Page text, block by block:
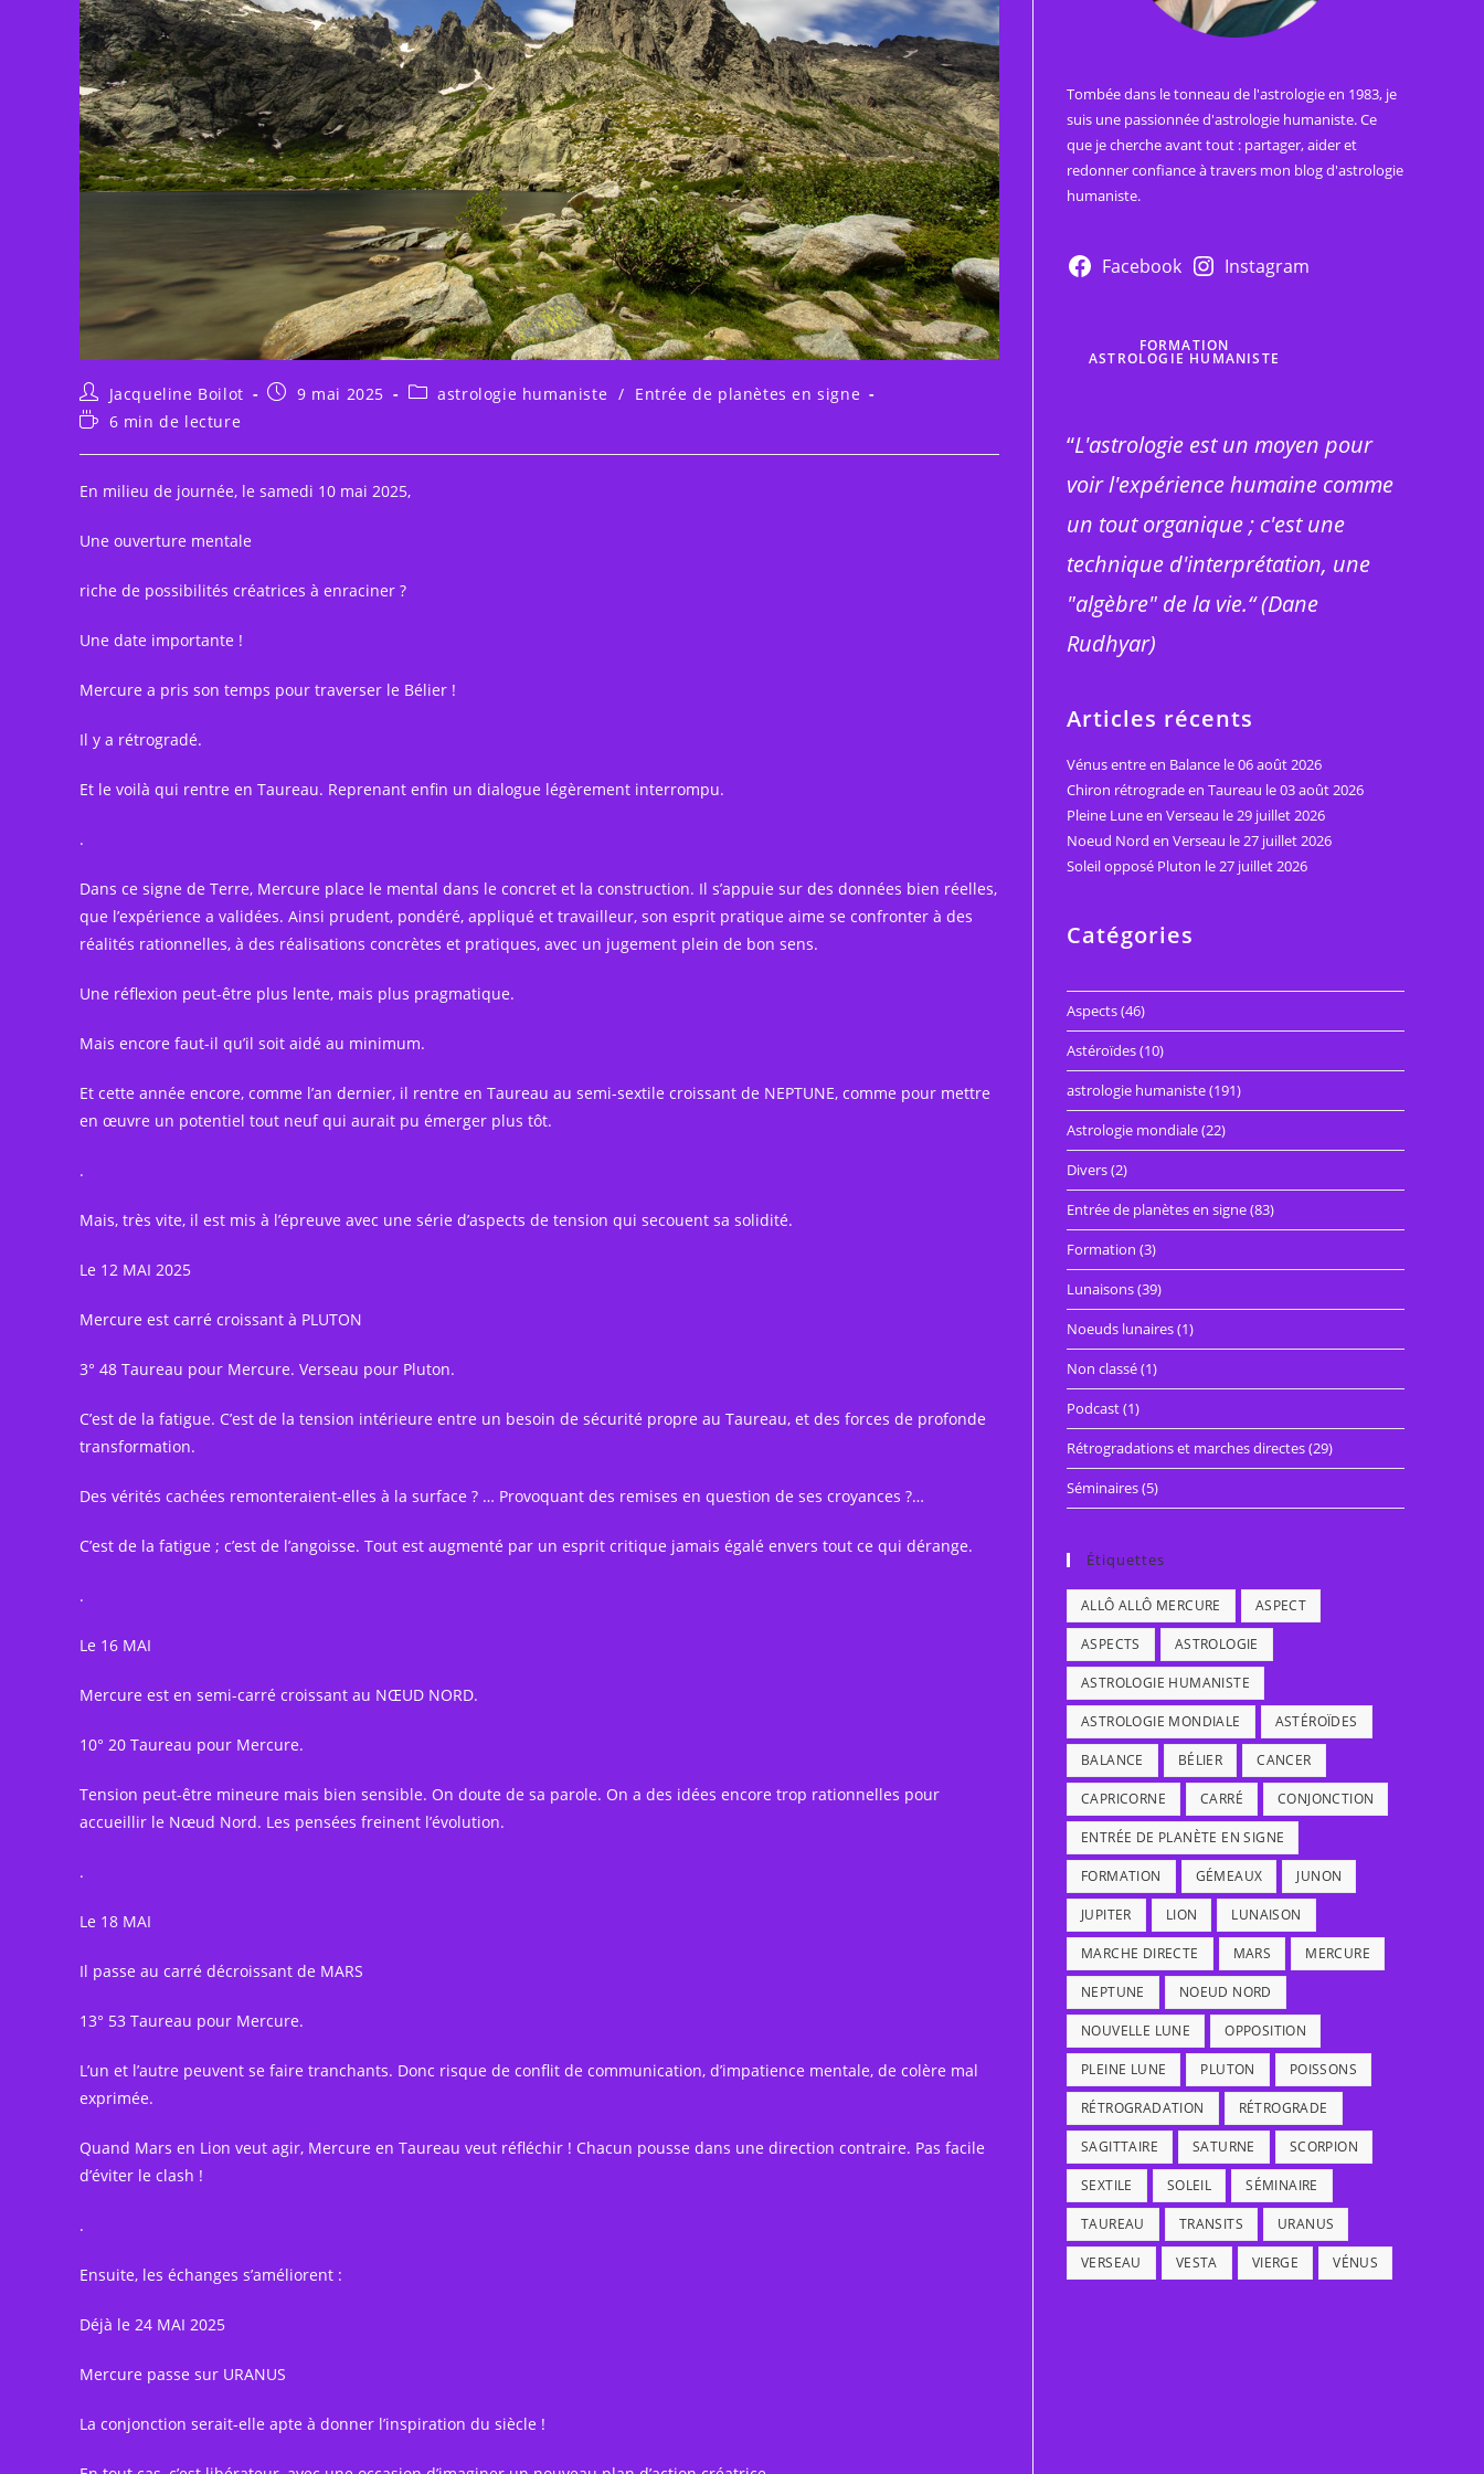
Auteur/autrice
de
la
publication :
Jacqueline Boilot
Publication
9 mai 2025
Postastrologie humaniste / Entrée de planètes en signe
Temps
lecture :
6 min de lecture
En milieu de journée, le samedi 10 mai 2025,
Une ouverture mentale
riche de possibilités créatrices à enraciner ?
Une date importante !
Mercure a pris son temps pour traverser le Bélier !
Il y a rétrogradé.
Et le voilà qui rentre en Taureau. Reprenant enfin un dialogue légèrement interrompu.
.
Dans ce signe de Terre, Mercure place le mental dans le concret et la construction. Il s’appuie sur des données bien réelles,
que l’expérience a validées. Ainsi prudent, pondéré, appliqué et travailleur, son esprit pratique aime se confronter à des
réalités rationnelles, à des réalisations concrètes et pratiques, avec un jugement plein de bon sens.
Une réflexion peut-être plus lente, mais plus pragmatique.
Mais encore faut-il qu’il soit aidé au minimum.
Et cette année encore, comme l’an dernier, il rentre en Taureau au semi-sextile croissant de NEPTUNE, comme pour mettre
en œuvre un potentiel tout neuf qui aurait pu émerger plus tôt.
.
Mais, très vite, il est mis à l’épreuve avec une série d’aspects de tension qui secouent sa solidité.
Le 12 MAI 2025
Mercure est carré croissant à PLUTON
3° 48 Taureau pour Mercure. Verseau pour Pluton.
C’est de la fatigue. C’est de la tension intérieure entre un besoin de sécurité propre au Taureau, et des forces de profonde
transformation.
Des vérités cachées remonteraient-elles à la surface ? … Provoquant des remises en question de ses croyances ?…
C’est de la fatigue ; c’est de l’angoisse. Tout est augmenté par un esprit critique jamais égalé envers tout ce qui dérange.
.
Le 16 MAI
Mercure est en semi-carré croissant au NŒUD NORD.
10° 20 Taureau pour Mercure.
Tension peut-être mineure mais bien sensible. On doute de sa parole. On a des idées encore trop rationnelles pour
accueillir le Nœud Nord. Les pensées freinent l’évolution.
.
Le 18 MAI
Il passe au carré décroissant de MARS
13° 53 Taureau pour Mercure.
L’un et l’autre peuvent se faire tranchants. Donc risque de conflit de communication, d’impatience mentale, de colère mal
exprimée.
Quand Mars en Lion veut agir, Mercure en Taureau veut réfléchir ! Chacun pousse dans une direction contraire. Pas facile
d’éviter le clash !
.
Ensuite, les échanges s’améliorent :
Déjà le 24 MAI 2025
Mercure passe sur URANUS
La conjonction serait-elle apte à donner l’inspiration du siècle !
Tombée dans le tonneau de l'astrologie en 1983, je
suis une passionnée d'astrologie humaniste. Ce
que je cherche avant tout : partager, aider et
redonner confiance à travers mon blog d'astrologie
humaniste.
Facebook Instagram
FORMATION
ASTROLOGIE HUMANISTE
“L'astrologie est un moyen pour
voir l'expérience humaine comme
un tout organique ; c'est une
technique d'interprétation, une
"algèbre" de la vie.“ (Dane
Rudhyar)
Articles récents
Vénus entre en Balance le 06 août 2026
Chiron rétrograde en Taureau le 03 août 2026
Pleine Lune en Verseau le 29 juillet 2026
Noeud Nord en Verseau le 27 juillet 2026
Soleil opposé Pluton le 27 juillet 2026
Catégories
Aspects(46)
Astéroïdes(10)
astrologie humaniste(191)
Astrologie mondiale(22)
Divers(2)
Entrée de planètes en signe(83)
Formation (3)
Lunaisons(39)
Noeuds lunaires(1)
Non classé(1)
Podcast(1)
Rétrogradations et marches directes(29)
Séminaires(5)
Étiquettes
ALLÔ ALLÔ MERCURE ASPECT
ASPECTS ASTROLOGIE
ASTROLOGIE HUMANISTE
ASTROLOGIE MONDIALE ASTÉROÏDES
BALANCE BÉLIER CANCER
CAPRICORNE CARRÉ CONJONCTION
ENTRÉE DE PLANÈTE EN SIGNE
FORMATION GÉMEAUX JUNON
JUPITER LION LUNAISON
MARCHE DIRECTE MARS MERCURE
NEPTUNE NOEUD NORD
NOUVELLE LUNE OPPOSITION
PLEINE LUNE PLUTON POISSONS
RÉTROGRADATION RÉTROGRADE
SAGITTAIRE SATURNE SCORPION
SEXTILE SOLEIL SÉMINAIRE
TAUREAU TRANSITS URANUS
VERSEAU VESTA VIERGE VÉNUS